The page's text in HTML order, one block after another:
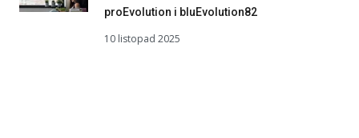
proEvolution i bluEvolution82
10 listopad 2025